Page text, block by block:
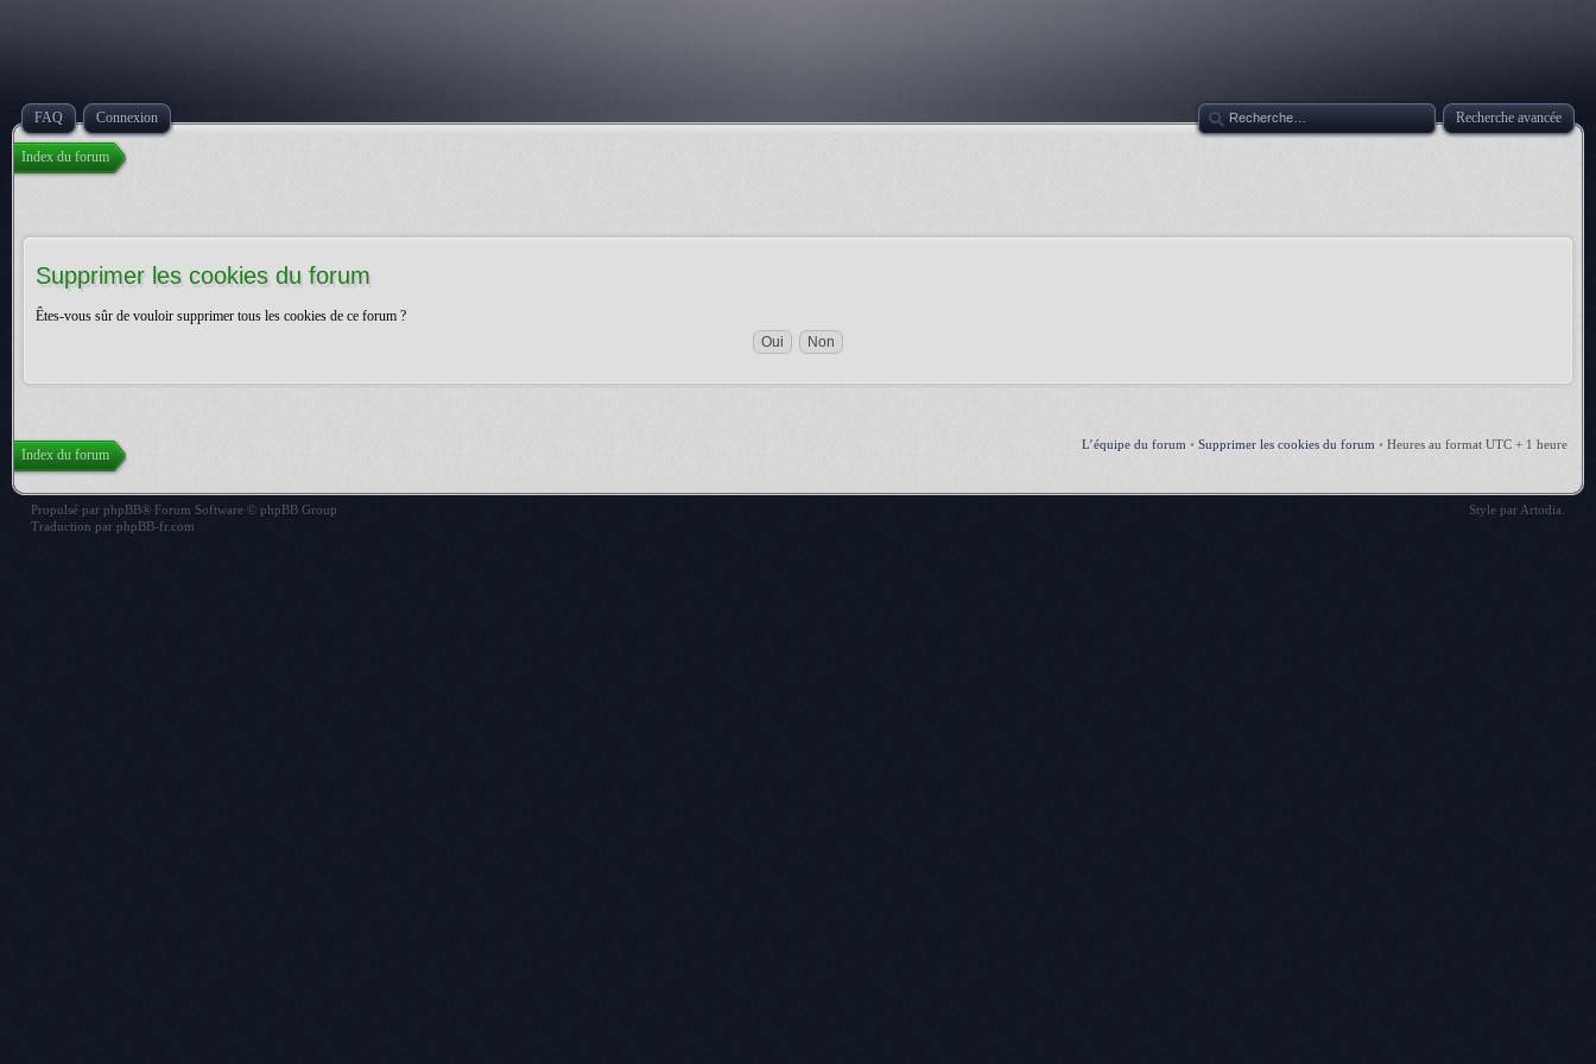
FAQ Connexion Recherche avancée
Index du forum
Supprimer les cookies du forum
Êtes-vous sûr de vouloir supprimer tous les cookies de ce forum ?
L’équipe du forum • Supprimer les cookies du forum • Heures au format UTC + 1 heure
Index du forum
Propulsé par phpBB® Forum Software © phpBB Group
Traduction par phpBB-fr.com
Style par Artodia